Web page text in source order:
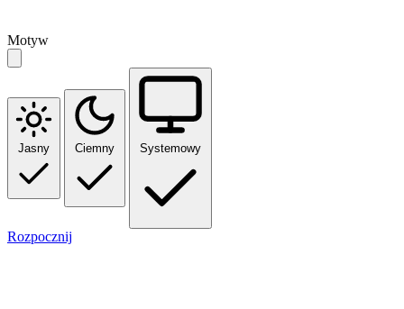
Motyw
Jasny Ciemny Systemowy
Rozpocznij